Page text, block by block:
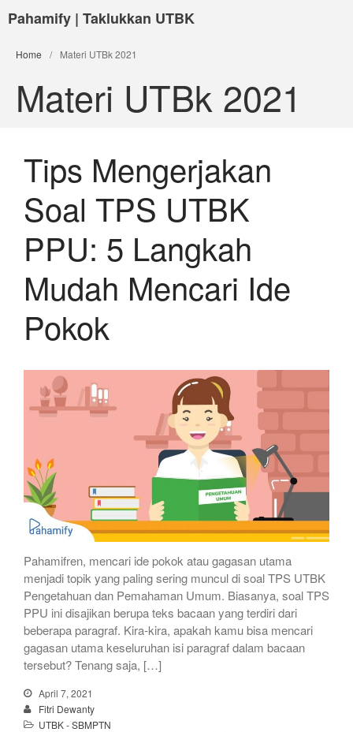
Pahamify | Taklukkan UTBK
Home / Materi UTBk 2021
Materi UTBk 2021
Tips Mengerjakan
Soal TPS UTBK
PPU: 5 Langkah
Mudah Mencari Ide
Pokok
Pahamifren, mencari ide pokok atau gagasan utama
menjadi topik yang paling sering muncul di soal TPS UTBK
Pengetahuan dan Pemahaman Umum. Biasanya, soal TPS
PPU ini disajikan berupa teks bacaan yang terdiri dari
beberapa paragraf. Kira-kira, apakah kamu bisa mencari
gagasan utama keseluruhan isi paragraf dalam bacaan
tersebut? Tenang saja, […]
April 7, 2021
Fitri Dewanty
UTBK - SBMPTN